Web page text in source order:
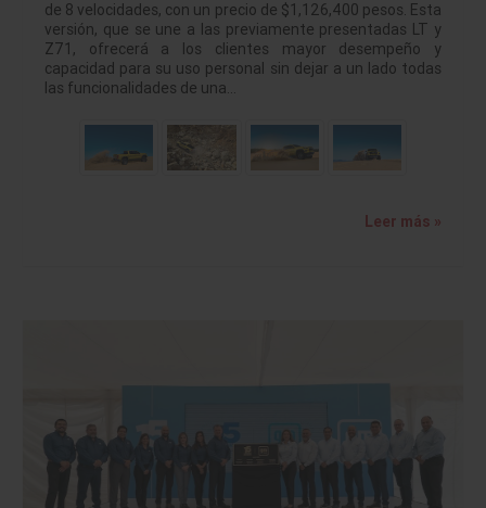
de 8 velocidades, con un precio de $1,126,400 pesos. Esta
versión, que se une a las previamente presentadas LT y
Z71, ofrecerá a los clientes mayor desempeño y
capacidad para su uso personal sin dejar a un lado todas
las funcionalidades de una…
Leer más »